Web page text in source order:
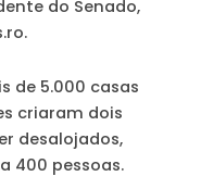
do Senado,
de 5.000 casas
criaram dois
desalojados,
400 pessoas.